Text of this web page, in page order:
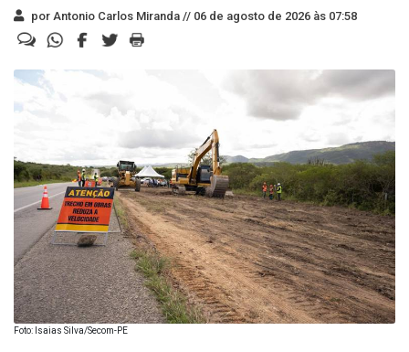
por Antonio Carlos Miranda // 06 de agosto de 2026 às 07:58
Foto: Isaias Silva/Secom-PE